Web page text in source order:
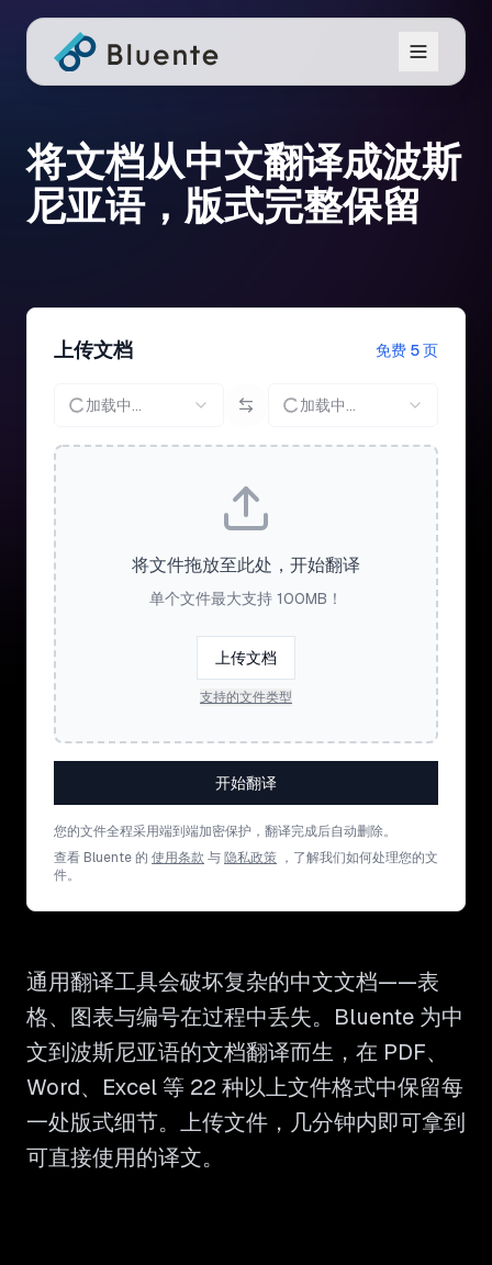
将文档从中文翻译成波斯
尼亚语，版式完整保留
上传文档 免费 5 页
加载中... 加载中...
将文件拖放至此处，开始翻译
单个文件最大支持 100MB！
上传文档
支持的文件类型
开始翻译
您的文件全程采用端到端加密保护，翻译完成后自动删除。
查看 Bluente 的 使用条款 与隐私政策 ，了解我们如何处理您的文
件。
通用翻译工具会破坏复杂的中文文档——表
格、图表与编号在过程中丢失。Bluente 为中
文到波斯尼亚语的文档翻译而生，在 PDF、
Word、Excel 等 22 种以上文件格式中保留每
一处版式细节。上传文件，几分钟内即可拿到
可直接使用的译文。